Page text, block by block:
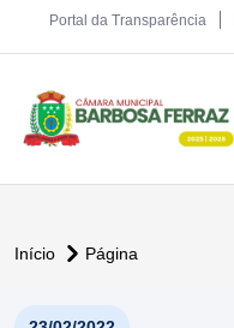
Portal da Transparência
Início Página